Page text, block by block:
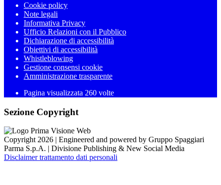
Cookie policy
Note legali
Informativa Privacy
Ufficio Relazioni con il Pubblico
Dichiarazione di accessibilità
Obiettivi di accessibilità
Whistleblowing
Gestione consensi cookie
Amministrazione trasparente
Pagina visualizzata 260 volte
Sezione Copyright
Copyright 2026 | Engineered and powered by Gruppo Spaggiari
Parma S.p.A. | Divisione Publishing & New Social Media
Disclaimer trattamento dati personali